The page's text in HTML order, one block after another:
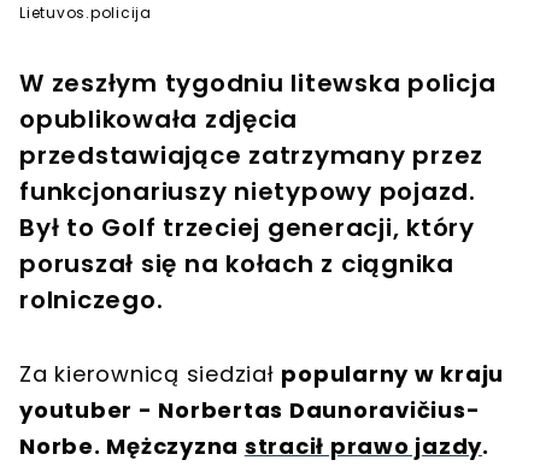
Lietuvos.policija
W zeszłym tygodniu litewska policja
opublikowała zdjęcia
przedstawiające zatrzymany przez
funkcjonariuszy nietypowy pojazd.
Był to Golf trzeciej generacji, który
poruszał się na kołach z ciągnika
rolniczego.
Za kierownicą siedział popularny w kraju
youtuber - Norbertas Daunoravičius-
Norbe. Mężczyzna stracił prawo jazdy.